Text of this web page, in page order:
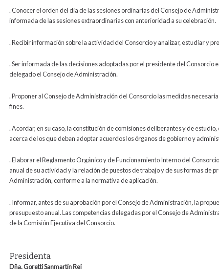
. Conocer el orden del día de las sesiones ordinarias del Consejo de
informada de las sesiones extraordinarias con anterioridad a su celebración.
. Recibir información sobre la actividad del Consorcio y analizar, estudiar y
. Ser informada de las decisiones adoptadas por el presidente del Consorcio
delegado el Consejo de Administración.
. Proponer al Consejo de Administración del Consorcio las medidas
fines.
. Acordar, en su caso, la constitución de comisiones deliberantes y de
acerca de los que deban adoptar acuerdos los órganos de gobierno y
. Elaborar el Reglamento Orgánico y de Funcionamiento Interno del
anual de su actividad y la relación de puestos de trabajo y de sus formas de
Administración, conforme a la normativa de aplicación.
. Informar, antes de su aprobación por el Consejo de Administración, la
presupuesto anual. Las competencias delegadas por el Consejo de
de la Comisión Ejecutiva del Consorcio.
Presidenta
Dña. Goretti Sanmartín Rei